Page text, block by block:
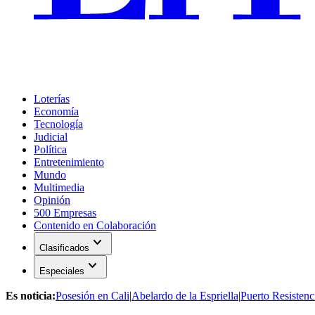
Loterías
Economía
Tecnología
Judicial
Política
Entretenimiento
Mundo
Multimedia
Opinión
500 Empresas
Contenido en Colaboración
Clasificados expand_more
Especiales expand_more
Es noticia:Posesión en Cali|Abelardo de la Espriella|Puerto